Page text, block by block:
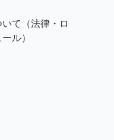
て（法律・ロ
ル）